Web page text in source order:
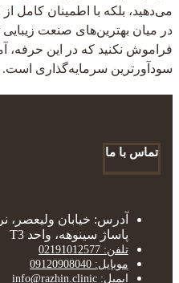
می‌دهید، بلکه با اطمینان کامل از
در میان بهترین‌های صنعت زیبایی
فراموش نکنید که در این حرفه،
سودآورترین سرمایه‌گذاری است.
تماس با ما
آدرس: خیابان ولیعصر،
پاساژ سینوهه، واحد T3
تلفن: 02191012577
موبایل: 09120908040
ایمیل: info@razhin.clinic